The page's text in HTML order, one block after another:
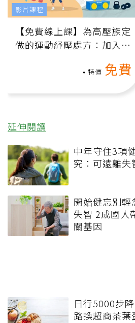
【免費線上課】為高壓族定
做的運動紓壓處方：加入行
特價 免費
影片課程
延伸閱讀
中年守住3項
究：可遠離失
開始健忘別
失智 2成國人
關基因
日行5000步
路換超商茶葉